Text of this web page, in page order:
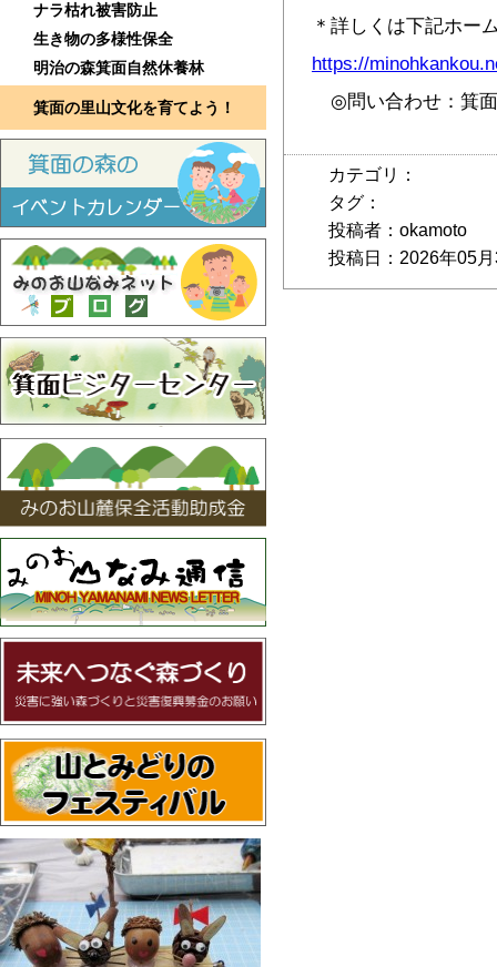
ナラ枯れ被害防止
生き物の多様性保全
明治の森箕面自然休養林
箕面の里山文化を育てよう！
＊詳しくは下記ホー
https://
◎問い合わせ：箕面
カテゴリ：
タグ：
投稿者：okamoto
投稿日：2026年05